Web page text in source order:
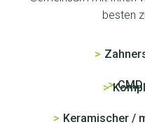
besten
>
>
>
> Keramischer /